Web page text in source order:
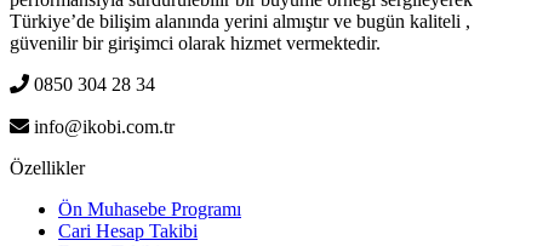
Türkiye’de bilişim alanında yerini almıştır ve bugün kaliteli ,
güvenilir bir girişimci olarak hizmet vermektedir.
0850 304 28 34
info@ikobi.com.tr
Özellikler
Ön Muhasebe Programı
Cari Hesap Takibi